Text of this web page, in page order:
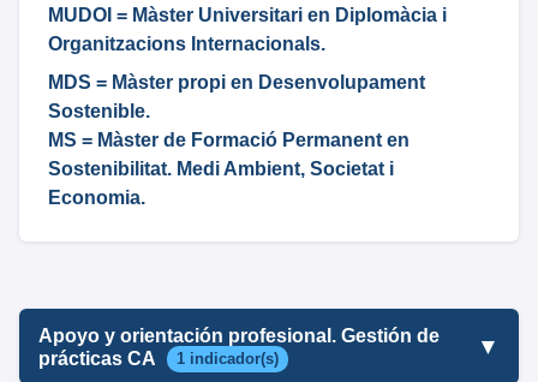
MUDOI = Màster Universitari en Diplomàcia i
Organitzacions Internacionals.
MDS = Màster propi en Desenvolupament
Sostenible.
MS = Màster de Formació Permanent en
Sostenibilitat. Medi Ambient, Societat i
Economia.
Apoyo y orientación profesional. Gestión de
prácticas CA
1 indicador(s)
▼